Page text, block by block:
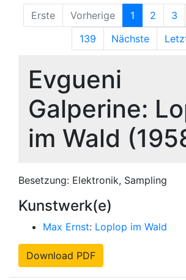
Erste
Vorherige 1 2 3
139
Nächste
Evgueni
Galperine:
im Wald
Besetzung: Elektronik, Sampling
Kunstwerk(e)
Max Ernst: Loplop im Wald
Download PDF